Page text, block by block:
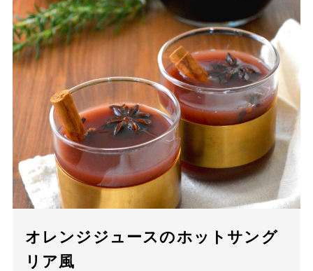
オレンジジュースのホットサング
リア風